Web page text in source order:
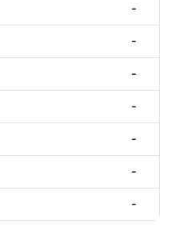
-
-
-
-
-
-
-